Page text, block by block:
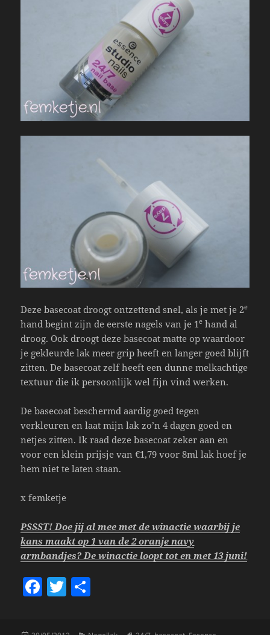
Deze basecoat droogt ontzettend snel, als je met je 2e
hand begint zijn de eerste nagels van je 1e hand al
droog. Ook droogt deze basecoat matte op waardoor
je gekleurde lak meer grip heeft en langer goed blijft
zitten. De basecoat zelf heeft een dunne melkachtige
textuur die ik persoonlijk wel fijn vind werken.
De basecoat beschermd aardig goed tegen
verkleuren en laat mijn lak zo’n 4 dagen goed en
netjes zitten. Ik raad deze basecoat zeker aan en
voor een klein prijsje van €1,79 voor 8ml lak hoef je
hem niet te laten staan.
x femketje
PSSST! Doe jij al mee met de winactie waarbij je
kans maakt op 1 van de 2 oranje navy
armbandjes? De winactie loopt tot en met 13 juni!
F T